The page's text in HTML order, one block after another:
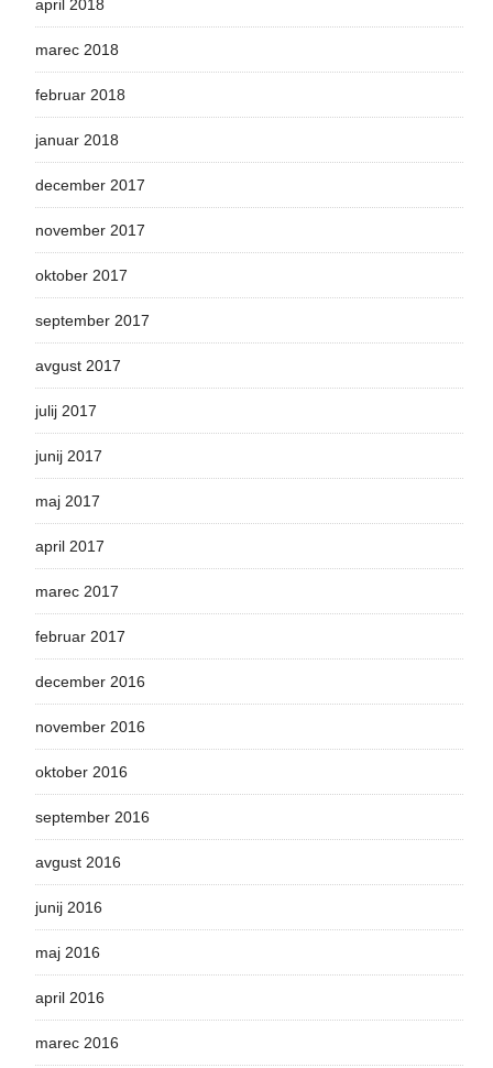
april 2018
marec 2018
februar 2018
januar 2018
december 2017
november 2017
oktober 2017
september 2017
avgust 2017
julij 2017
junij 2017
maj 2017
april 2017
marec 2017
februar 2017
december 2016
november 2016
oktober 2016
september 2016
avgust 2016
junij 2016
maj 2016
april 2016
marec 2016